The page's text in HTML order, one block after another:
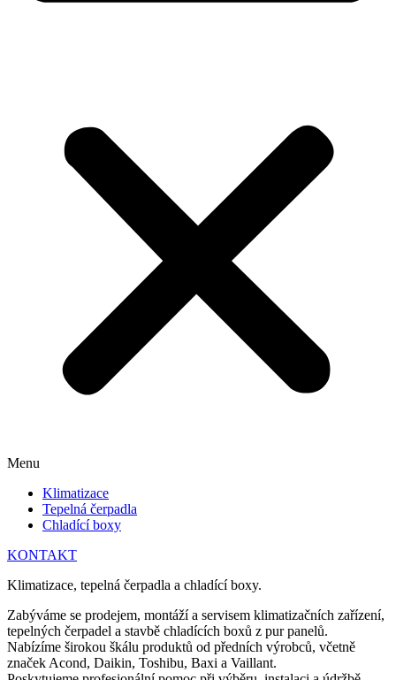
Menu
Klimatizace
Tepelná čerpadla
Chladící boxy
KONTAKT
Klimatizace, tepelná čerpadla a chladící boxy.
Zabýváme se prodejem, montáží a servisem klimatizačních zařízení,
tepelných čerpadel a stavbě chladících boxů z pur panelů.
Nabízíme širokou škálu produktů od předních výrobců, včetně
značek Acond, Daikin, Toshibu, Baxi a Vaillant.